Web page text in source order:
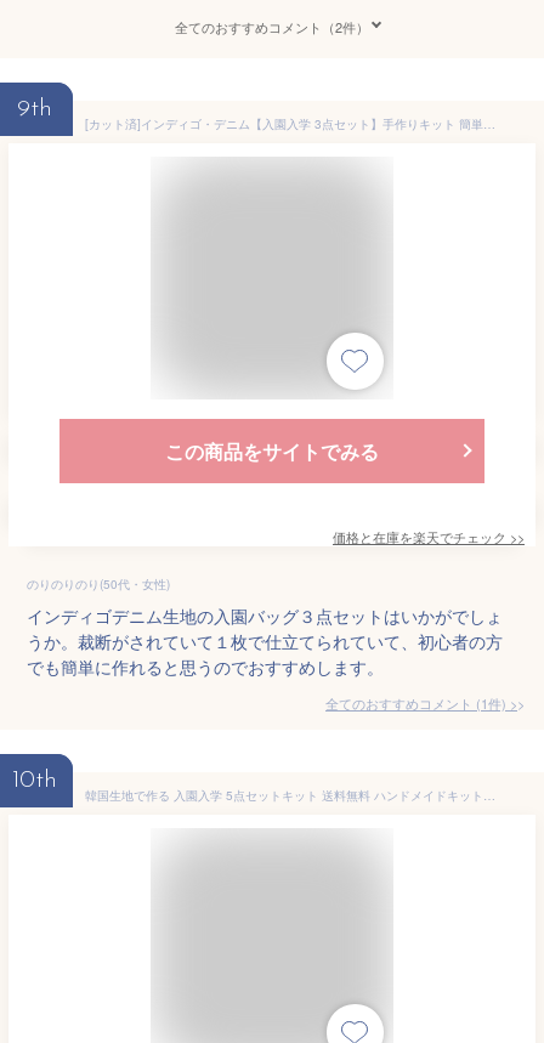
全てのおすすめコメント（2件）
9th
[カット済]インディゴ・デニム【入園入学 3点セット】手作りキット 簡単 裁断済 生地 レッスンバッグ レッスンバック ナップサック ナップザック 体操服袋 シューズバッグ 作り方付き 初心者 手芸キット 手作り キット 入園 準備 保育園 テッテ
この商品をサイトでみる
価格と在庫を楽天でチェック >>
のりのりのり(50代・女性)
インディゴデニム生地の入園バッグ３点セットはいかがでしょ
うか。裁断がされていて１枚で仕立てられていて、初心者の方
でも簡単に作れると思うのでおすすめします。
全てのおすすめコメント (1件) >
10th
韓国生地で作る 入園入学 5点セットキット 送料無料 ハンドメイドキット【nunozukit】家庭用ミシンOK 型紙いらずの手作りキット 生地 布 セット 作り方 レッスンバッグ シューズケース 靴袋 コップ袋 ハンドメイド 手芸 レシピ 入園グッズ 入学グッズ